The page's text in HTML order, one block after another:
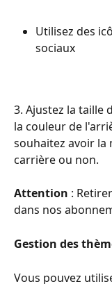
Utilisez des
sociaux
3. Ajustez la taille
la couleur de
souhaitez avoir la
carrière ou non.
Attention :
dans nos
Gestion des
Vous pouvez